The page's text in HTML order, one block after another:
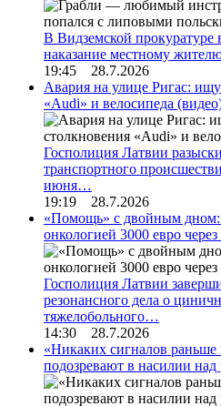
В Видземской прокуратуре
наказание местному
19:45 28.7.2026
Авария на улице Ригас:
«Audi» и велосипеда
Госполиция Латвии
транспортного
июня…
19:19 28.7.2026
«Помощь» с двойным дном:
онкологией 3000 евро
Госполиция Латвии
резонансного дела о
тяжелобольного…
14:30 28.7.2026
«Никаких сигналов раньше
подозревают в насилии над